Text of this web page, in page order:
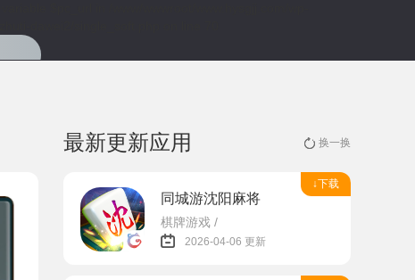
最新更新应用 换一换
↓下载
同城游沈阳麻将
棋牌游戏 /
2026-04-06 更新